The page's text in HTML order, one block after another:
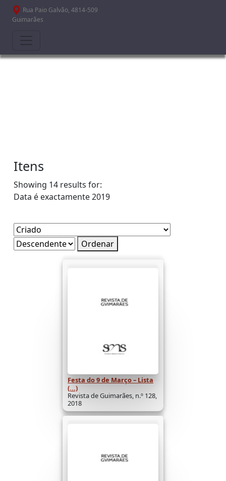
Passar para o conteúdo principal
Rua Paio Galvão, 4814-509
Guimarães
Itens
Showing 14 results for:
Data é exactamente2019
Ordenar
Festa do 9 de Março – Lista
(...)
Revista de Guimarães, n.º 128,
2018